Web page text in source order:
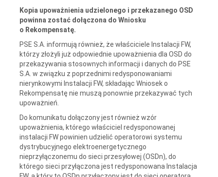
Kopia upoważnienia udzielonego i przekazanego OSD
powinna zostać dołączona do Wniosku
o Rekompensatę.
PSE S.A. informują również, że właściciele Instalacji FW,
którzy złożyli już odpowiednie upoważnienia dla OSD do
przekazywania stosownych informacji i danych do PSE
S.A. w związku z poprzednimi redysponowaniami
nierynkowymi Instalacji FW, składając Wniosek o
Rekompensatę nie muszą ponownie przekazywać tych
upoważnień.
Do komunikatu dołączony jest również wzór
upoważnienia, którego właściciel redysponowanej
instalacji FW powinien udzielić operatorowi systemu
dystrybucyjnego elektroenergetycznego
nieprzyłączonemu do sieci przesyłowej (OSDn), do
którego sieci przyłączona jest redysponowana Instalacja